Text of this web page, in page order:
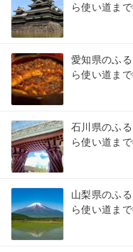
ら使い道ま
愛知県のふ
ら使い道ま
石川県のふ
ら使い道ま
山梨県のふ
ら使い道ま